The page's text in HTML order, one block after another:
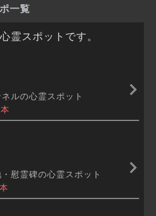
一覧
霊スポットです。
ルの心霊スポット
慰霊碑の心霊スポット